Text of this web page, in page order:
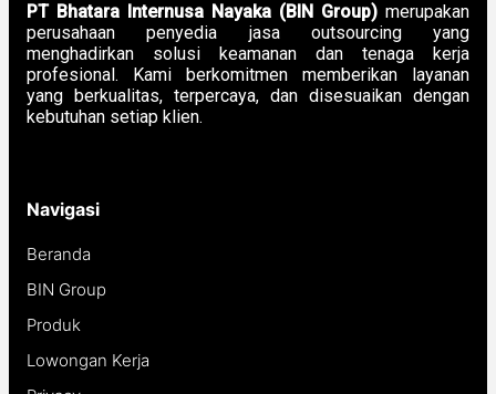
PT Bhatara Internusa Nayaka (BIN Group) merupakan
perusahaan penyedia jasa outsourcing yang
menghadirkan solusi keamanan dan tenaga kerja
profesional. Kami berkomitmen memberikan layanan
yang berkualitas, terpercaya, dan disesuaikan dengan
kebutuhan setiap klien.
Navigasi
Beranda
BIN Group
Produk
Lowongan Kerja